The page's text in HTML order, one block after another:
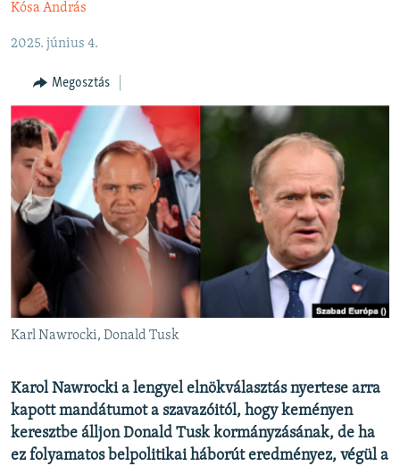
ELEMZŐ
NER15
SZABADON
TÁRSADALOM
DEMOKRÁCIA
A PÉNZ NYOMÁBAN
EURÓPAI UNIÓ
KLÍMAVÁLTOZÁS
A MÚLT TANULSÁGAI
Valamennyi RFE/RL weboldal
Kósa András
2025. június 4.
Megosztás
Karl Nawrocki, Donald Tusk
Karol Nawrocki a lengyel elnökválasztás nyertese arra
kapott mandátumot a szavazóitól, hogy keményen
keresztbe álljon Donald Tusk kormányzásának, de ha
ez folyamatos belpolitikai háborút eredményez, végül a